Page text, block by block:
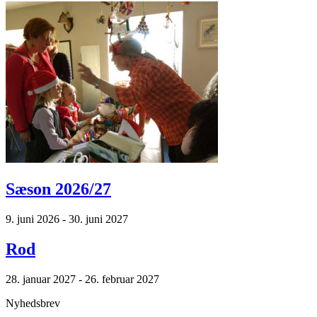
Sæson 2026/27
9. juni 2026 - 30. juni 2027
Rod
28. januar 2027 - 26. februar 2027
Nyhedsbrev